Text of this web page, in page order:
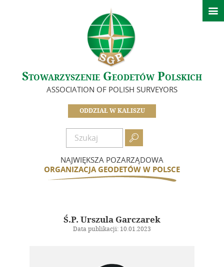
Stowarzyszenie Geodetów Polskich
ASSOCIATION OF POLISH SURVEYORS
ODDZIAŁ W KALISZU

NAJWIĘKSZA POZARZĄDOWA
ORGANIZACJA GEODETÓW W POLSCE

Strona główna
Ważne informacje
O nas
Idea i cele
Zarząd – Oddział SGP w Kaliszu
Koła SGP Oddziału Kaliskiego
Zasłużeni dla Oddziału
Zostań członkiem
Informacje – Oddział w Kaliszu
Ś.P. Urszula Garczarek
Data publikacji: 10.01.2023